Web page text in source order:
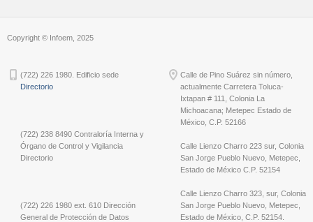
Copyright © Infoem, 2025
(722) 226 1980. Edificio sede
Directorio
(722) 238 8490 Contraloría Interna y
Órgano de Control y Vigilancia
Directorio
(722) 226 1980 ext. 610 Dirección
General de Protección de Datos
Calle de Pino Suárez sin número,
actualmente Carretera Toluca-
Ixtapan # 111, Colonia La
Michoacana; Metepec Estado de
México, C.P. 52166
Calle Lienzo Charro 223 sur, Colonia
San Jorge Pueblo Nuevo, Metepec,
Estado de México C.P. 52154
Calle Lienzo Charro 323, sur, Colonia
San Jorge Pueblo Nuevo, Metepec,
Estado de México, C.P. 52154.